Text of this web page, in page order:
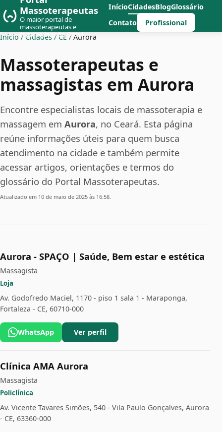
Massoterapeutas
O maior portal de
massoterapeutas e
massagistas do Brasil
InícioCidadesBlogGlossário
Contato
Profissional
Início / Cidades / CE / Aurora
Massoterapeutas e
massagistas em Aurora
Encontre especialistas locais de massoterapia e
massagem em Aurora, no Ceará. Esta página
reúne informações úteis para quem busca
atendimento na cidade e também permite
acessar artigos, orientações e termos do
glossário do Portal Massoterapeutas.
Atualizado em 10 de maio de 2025 às 16:58.
Aurora - SPAÇO | Saúde, Bem estar e estética
Massagista
Loja
Av. Godofredo Maciel, 1170 - piso 1 sala 1 - Maraponga,
Fortaleza - CE, 60710-000
WhatsApp Ver perfil
Clínica AMA Aurora
Massagista
Policlínica
Av. Vicente Tavares Simões, 540 - Vila Paulo Gonçalves, Aurora
- CE, 63360-000